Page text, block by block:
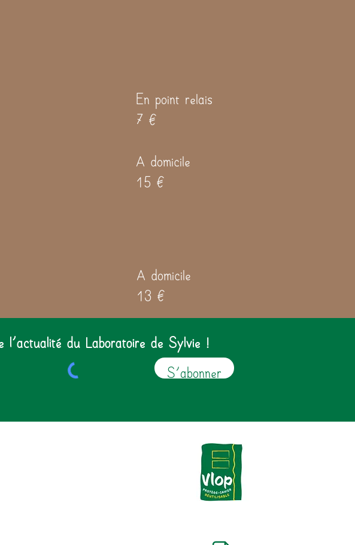
En point relais
7 €
A domicile
15 €
A domicile
13 €
l'actualité du Laboratoire de Sylvie !
S'abonner